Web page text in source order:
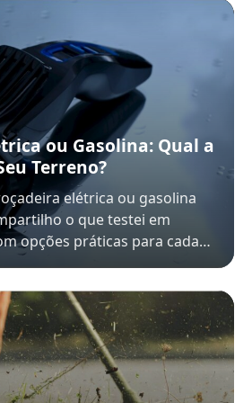
ou Gasolina: Qual a
Terreno?
elétrica ou gasolina
o que testei em
opções práticas para cada…